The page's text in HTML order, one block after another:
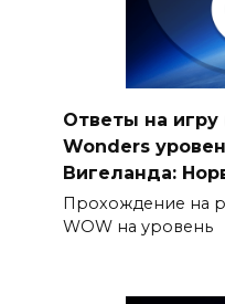
Ответы на
Wonders
Вигеланда:
Прохождение на
WOW на уровень